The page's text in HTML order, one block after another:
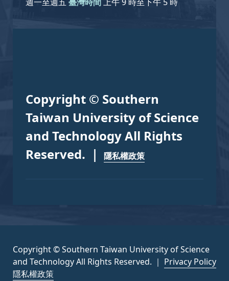
Copyright © Southern
Taiwan University of Science
and Technology All Rights
Reserved. ｜
隱私權政策
Copyright © Southern Taiwan University of Science
and Technology All Rights Reserved. ｜ Privacy Policy
隱私權政策